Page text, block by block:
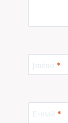
Jméno *
E-mail *